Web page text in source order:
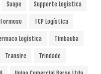
Suape Supporte Logística
TCP Logística
Logística Timbauba
Transire Trindade